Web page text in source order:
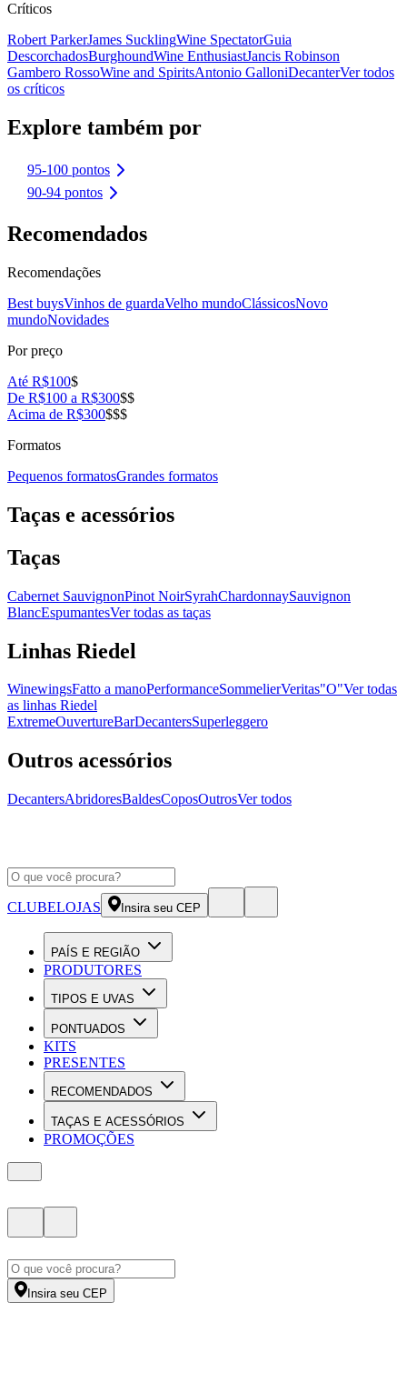
Críticos
Robert ParkerJames SucklingWine SpectatorGuia
DescorchadosBurghoundWine EnthusiastJancis Robinson
Gambero RossoWine and SpiritsAntonio GalloniDecanterVer todos
os críticos
Explore também por
95-100 pontos
90-94 pontos
Recomendados
Recomendações
Best buysVinhos de guardaVelho mundoClássicosNovo
mundoNovidades
Por preço
Até R$100$
De R$100 a R$300$$
Acima de R$300$$$
Formatos
Pequenos formatosGrandes formatos
Taças e acessórios
Taças
Cabernet SauvignonPinot NoirSyrahChardonnaySauvignon
BlancEspumantesVer todas as taças
Linhas Riedel
WinewingsFatto a manoPerformanceSommelierVeritas"O"Ver todas
as linhas Riedel
ExtremeOuvertureBarDecantersSuperleggero
Outros acessórios
DecantersAbridoresBaldesCoposOutrosVer todos
CLUBELOJAS Insira seu CEP
PAÍS E REGIÃO
PRODUTORES
TIPOS E UVAS
PONTUADOS
KITS
PRESENTES
RECOMENDADOS
TAÇAS E ACESSÓRIOS
PROMOÇÕES
Insira seu CEP